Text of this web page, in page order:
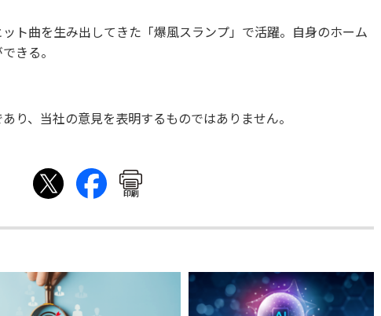
ト曲を生み出してきた「爆風スランプ」で活躍。自身のホーム
きる。
り、当社の意見を表明するものではありません。
印刷